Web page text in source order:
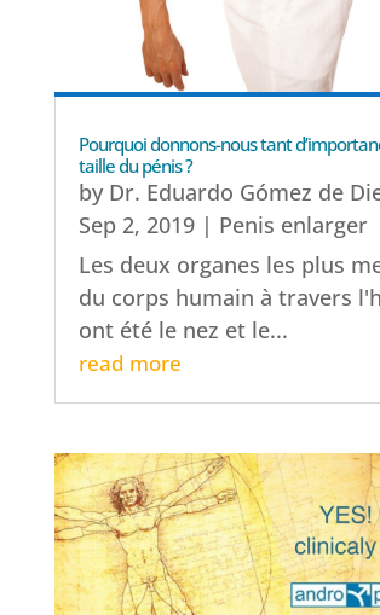
Pourquoi donnons-nous tant
taille du pénis ?
by Dr. Eduardo Gómez de
Sep 2, 2019| Penis enlarger
Les deux organes les plus
du corps humain à travers
ont été le nez et le...
read more